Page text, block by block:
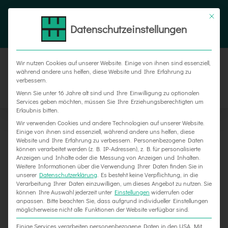
Zum
FacebookInstagram
Xing
Werbetechnik für Neue Meere in Gronau
Datenschutzeinstellungen
Wir nutzen Cookies auf unserer Website. Einige von ihnen sind essenziell,
während andere uns helfen, diese Website und Ihre Erfahrung zu
verbessern.
Wenn Sie unter 16 Jahre alt sind und Ihre Einwilligung zu optionalen
Services geben möchten, müssen Sie Ihre Erziehungsberechtigten um
Erlaubnis bitten.
Wir verwenden Cookies und andere Technologien auf unserer Website.
Einige von ihnen sind essenziell, während andere uns helfen, diese
Website und Ihre Erfahrung zu verbessern. Personenbezogene Daten
können verarbeitet werden (z. B. IP-Adressen), z. B. für personalisierte
Anzeigen und Inhalte oder die Messung von Anzeigen und Inhalten.
Weitere Informationen über die Verwendung Ihrer Daten finden Sie in
unserer Datenschutzerklärung Es besteht keine Verpflichtung, in die
Verarbeitung Ihrer Daten einzuwilligen, um dieses Angebot zu nutzen. Sie
können Ihre Auswahl jederzeit unter Einstellungen widerrufen oder
anpassen. Bitte beachten Sie, dass aufgrund individueller Einstellungen
möglicherweise nicht alle Funktionen der Website verfügbar sind.
Einige Services verarbeiten personenbezogene Daten in den USA. Mit